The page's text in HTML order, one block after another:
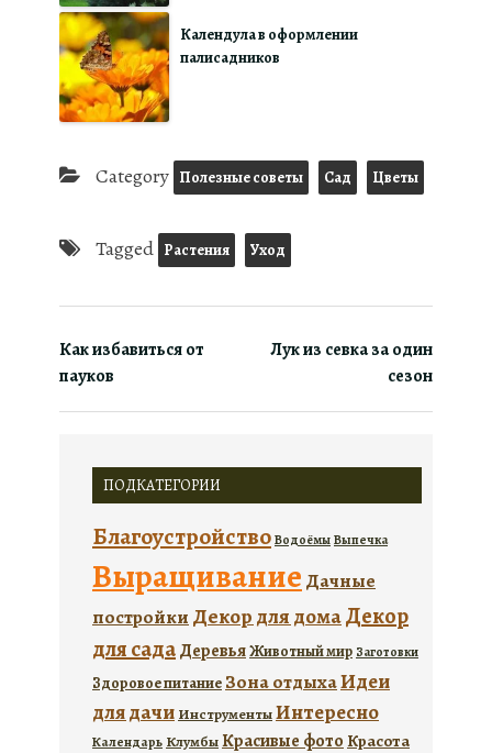
Календула в оформлении
палисадников
Category Полезные советы Сад Цветы
Tagged Растения Уход
Как избавиться от
пауков
Лук из севка за один
сезон
ПОДКАТЕГОРИИ
БлагоустройствоВодоёмыВыпечка
Выращивание Дачные
постройки Декор для домаДекор
для садаДеревьяЖивотный мир Заготовки
Здоровое питание Зона отдыхаИдеи
для дачи ИнструментыИнтересно
Календарь КлумбыКрасивые фото Красота